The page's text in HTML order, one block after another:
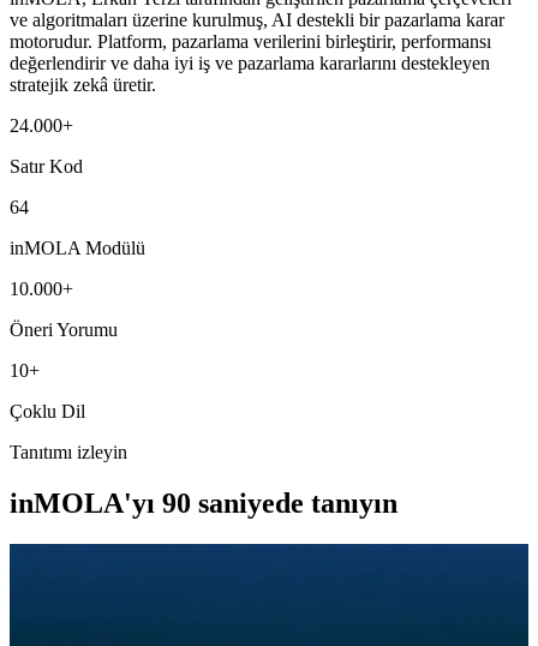
ve algoritmaları üzerine kurulmuş, AI destekli bir pazarlama karar
motorudur. Platform, pazarlama verilerini birleştirir, performansı
değerlendirir ve daha iyi iş ve pazarlama kararlarını destekleyen
stratejik zekâ üretir.
24.000+
Satır Kod
64
inMOLA Modülü
10.000+
Öneri Yorumu
10+
Çoklu Dil
Tanıtımı izleyin
inMOLA'yı 90 saniyede tanıyın